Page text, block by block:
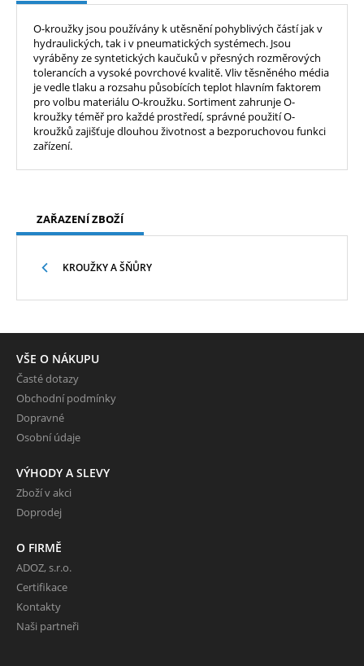
O-kroužky jsou používány k utěsnění pohyblivých částí jak v
hydraulických, tak i v pneumatických systémech. Jsou
vyráběny ze syntetických kaučuků v přesných rozměrových
tolerancích a vysoké povrchové kvalitě. Vliv těsněného média
je vedle tlaku a rozsahu působících teplot hlavním faktorem
pro volbu materiálu O-kroužku. Sortiment zahrunje O-
kroužky téměř pro každé prostředí, správné použití O-
kroužků zajišťuje dlouhou životnost a bezporuchovou funkci
zařízení.
ZAŘAZENÍ ZBOŽÍ
KROUŽKY A ŠŇŮRY
VŠE O NÁKUPU
Časté dotazy
Obchodní podmínky
Dopravné
Osobní údaje
VÝHODY A SLEVY
Zboží v akci
Doprodej
O FIRMĚ
ADOZ, s.r.o.
Certifikace
Kontakty
Naši partneři